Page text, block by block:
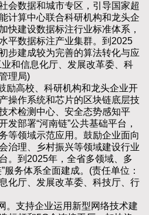
会数据和城市专区，引导国家超
计算中心联合科研机构和龙头企
快建设数据标注行业标准体系，
平数据标注产业集群。到2025
步建成较为完善的算法转化与应
和信息化厅、发展改革委、科
理局)
高校、科研机构和龙头企业开
操作系统和芯片的区块链底层技
术检测中心、安全态势感知平
发部署“河南链”公共基础平台，
等领域示范应用。鼓励企业面向
治理、乡村振兴等领域建设行业
。到2025年，全省多领域、多
服务体系全面建成。(责任单位：
化厅、发展改革委、科技厅、行
支持企业运用新型网络技术建